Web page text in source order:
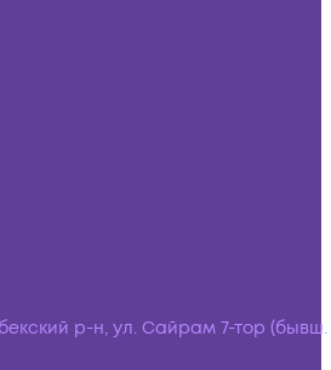
р-н, ул. Сайрам 7-тор (бывш.